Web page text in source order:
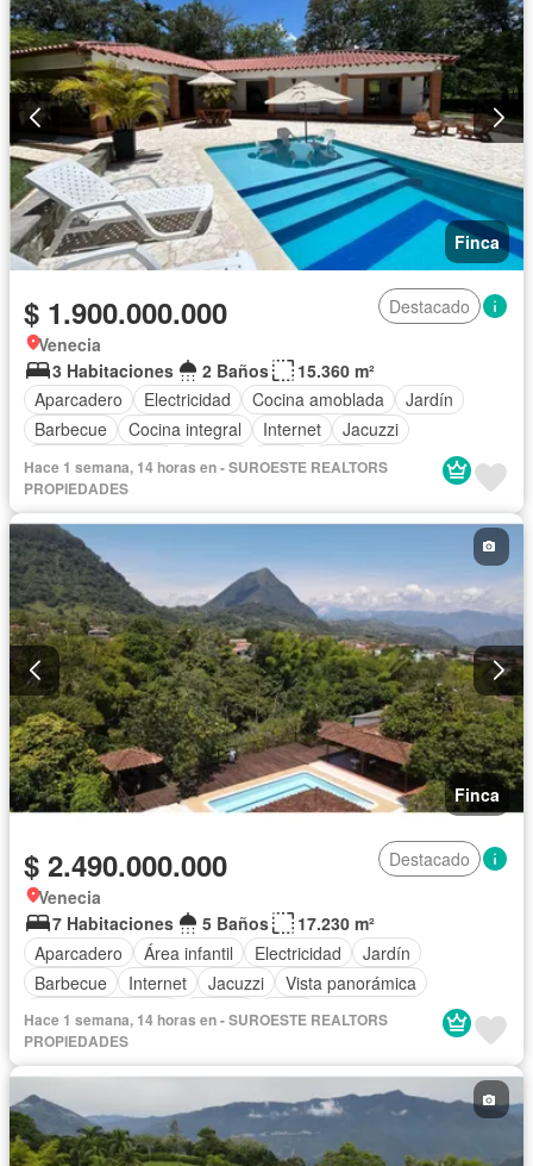
Finca
$ 1.900.000.000
Destacado
Venecia
3 Habitaciones
2 Baños
15.360 m²
Aparcadero
Electricidad Cocina amoblada
Jardín
Barbecue
Cocina integral Internet
Jacuzzi
Vista panorámica
Piscina Agua Patio
Hace 1 semana, 14 horas en - SUROESTE REALTORS
PROPIEDADES
Finca
$ 2.490.000.000
Destacado
Venecia
7 Habitaciones
5 Baños
17.230 m²
Aparcadero
Área infantil Electricidad
Jardín
Barbecue
Internet Jacuzzi
Vista panorámica
Cuarto de servicio
Piscina Agua
Hace 1 semana, 14 horas en - SUROESTE REALTORS
PROPIEDADES